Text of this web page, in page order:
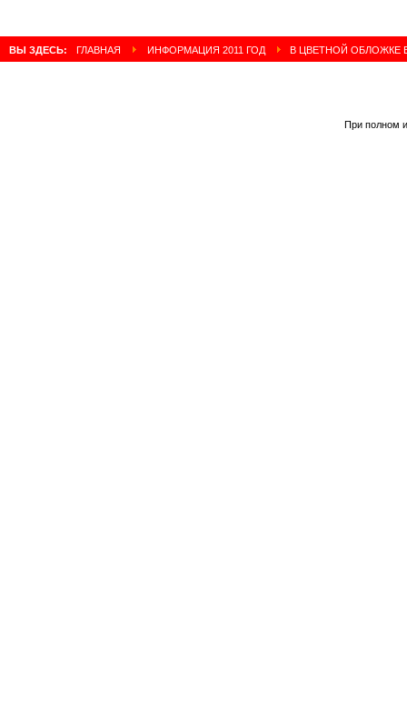
ВЫ ЗДЕСЬ: ГЛАВНАЯ ИНФОРМАЦИЯ 2011 ГОД В ЦВЕТНОЙ ОБЛОЖКЕ
При полном